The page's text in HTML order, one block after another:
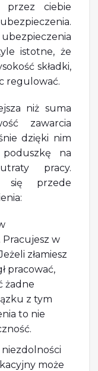
przez ciebie
istotne, że
składki,
regulować.
niż suma
zawarcia
dzięki nim
na
pracy.
się przede
Pracujesz w
złamiesz
pracować,
żadne
z tym
to nie
może